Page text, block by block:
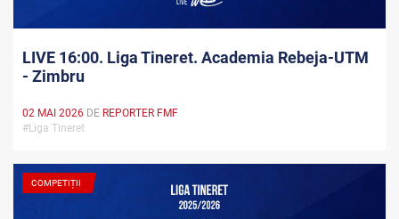
LIVE 16:00. Liga Tineret. Academia Rebeja-UTM
- Zimbru
02 MAI 2026 DE REPORTER FMF
#Liga Tineret
COMPETIȚII